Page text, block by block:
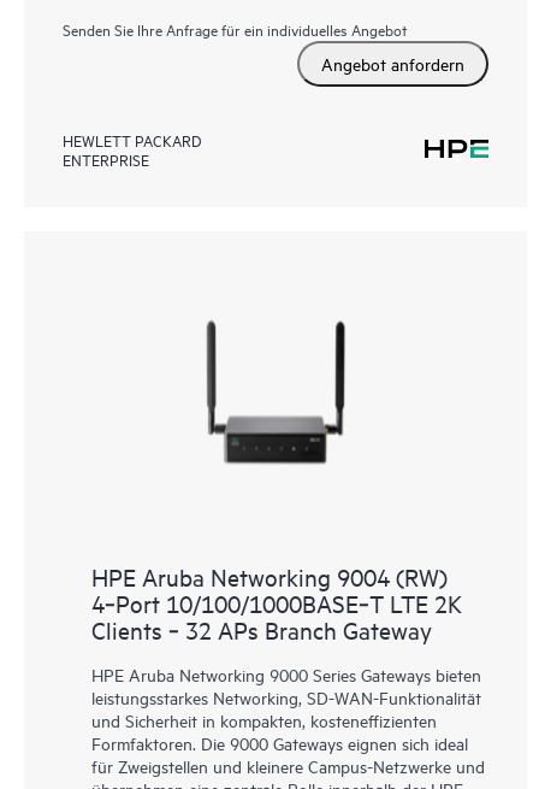
Senden Sie Ihre Anfrage für ein individuelles Angebot
Angebot anfordern
HEWLETT PACKARD
ENTERPRISE
HPE Aruba Networking 9004 (RW)
4‑Port 10/100/1000BASE‑T LTE 2K
Clients ‑ 32 APs Branch Gateway
HPE Aruba Networking 9000 Series Gateways bieten
leistungsstarkes Networking, SD-WAN-Funktionalität
und Sicherheit in kompakten, kosteneffizienten
Formfaktoren. Die 9000 Gateways eignen sich ideal
für Zweigstellen und kleinere Campus-Netzwerke und